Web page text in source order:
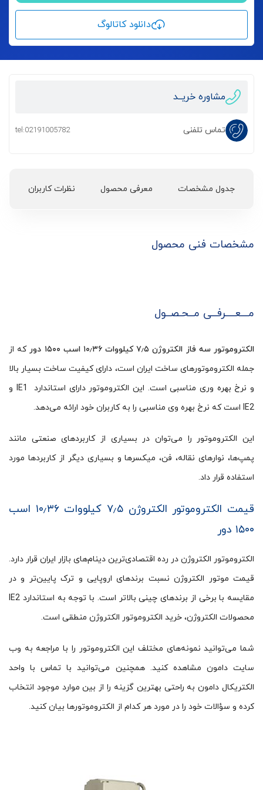
دانلود کاتالوگ
مشاوره خریــد
تماس تلفنی tel:02191005782
جدول مشخصات معرفی محصول نظرات کاربران
مشخصات فنی محصول
مـــعــــرفــی مــحـصــول
الکتروموتور سه فاز الکتروژن ۷٫۵ کیلووات ۱۰٫۳۶ اسب ۱۵۰۰ دور
که از
جمله الکتروموتورهای ساخت ایران است، دارای کیفیت ساخت بسیار بالا
و نرخ بهره وری مناسبی است. این الکتروموتور دارای استاندارد IE1 و
IE2 است که نرخ بهره وی مناسبی را به کاربران خود ارائه می‌دهد.
این الکتروموتور را می‌توان در بسیاری از کاربردهای صنعتی مانند
پمپ‌ها، نوارهای نقاله، فن، میکسرها و بسیاری دیگر از کاربردها مورد
استفاده قرار داد.
قیمت الکتروموتور الکتروژن ۷٫۵ کیلووات ۱۰٫۳۶ اسب
۱۵۰۰ دور
الکتروموتور الکتروژن در رده اقتصادی‌ترین دینام‌های بازار ایران قرار دارد.
قیمت موتور الکتروژن نسبت برندهای اروپایی و ترک پایین‌تر و در
مقایسه با برخی از برندهای چینی بالاتر است. با توجه به استاندارد IE2
محصولات الکتروژن، خرید الکتروموتور الکتروژن منطقی است.
شما می‌توانید نمونه‌های مختلف این الکتروموتور را با مراجعه به وب
سایت دامون مشاهده کنید. همچنین می‌توانید با تماس با واحد
الکتریکال دامون به راحتی بهترین گزینه را از بین موارد موجود انتخاب
کرده و سؤالات خود را در مورد هر کدام از الکتروموتورها بیان کنید.